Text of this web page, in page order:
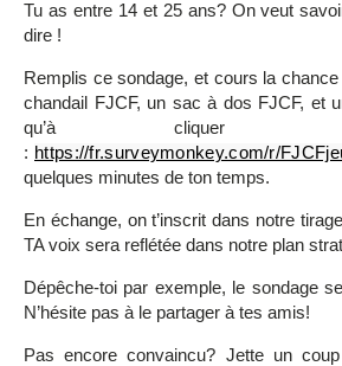
Tu as entre 14 et 25 ans? On veut
dire !
Remplis ce sondage, et cours la
chandail FJCF, un sac à dos FJCF, et
qu’à cliquer
: https://fr.surveymonkey.com/r/
quelques minutes de ton temps.
En échange, on t’inscrit dans notre
TA voix sera reflétée dans notre plan
Dépêche-toi par exemple, le sondage
N’hésite pas à le partager à tes amis!
Pas encore convaincu? Jette un